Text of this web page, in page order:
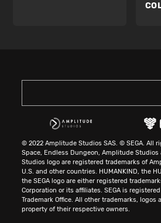
© 2022 Amplitude Studios SAS. © SEGA. All
Space, Endless Dungeon, Amplitude
Studios logo are registered trademarks of
U.S. and other countries. HUMANKIND, the
the SEGA logo are either registered
Corporation or its affiliates. SEGA is
Trademark Office. All other trademarks, logos
property of their respective owners.